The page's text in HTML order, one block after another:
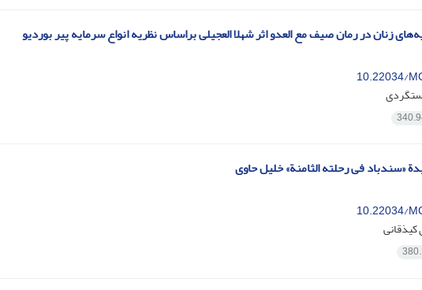
زنان در رمان صیف مع العدو اثر شهلا العجیلی براساس نظریه انواع سرمایه پیر بوردیو
10.22034/
«سندباد فی رحلته الثامنة» خلیل حاوی
10.22034/